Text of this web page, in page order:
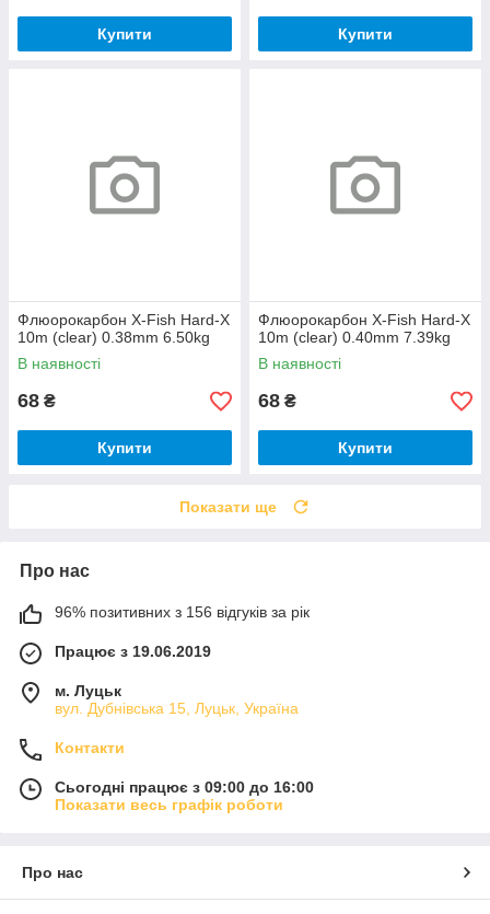
Купити Купити
Флюорокарбон X-Fish Hard-X
10m (clear) 0.38mm 6.50kg
В наявності
68 ₴
Купити
Флюорокарбон X-Fish Hard-X
10m (clear) 0.40mm 7.39kg
В наявності
68 ₴
Купити
Показати ще
Про нас
96% позитивних з 156 відгуків за рік
Працює з 19.06.2019
м. Луцьк
вул. Дубнівська 15, Луцьк, Україна
Контакти
Сьогодні працює з 09:00 до 16:00
Показати весь графік роботи
Про нас